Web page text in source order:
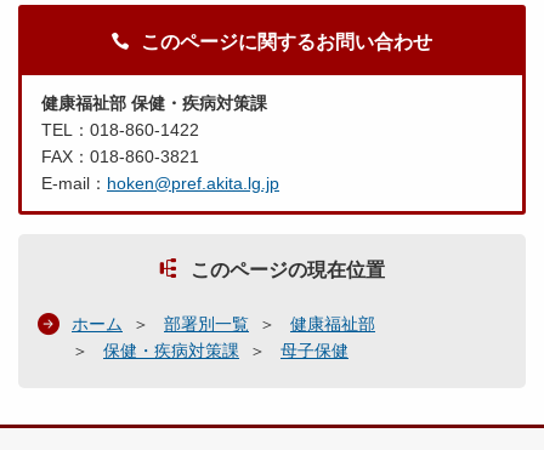
このページに関するお問い合わせ
健康福祉部 保健・疾病対策課
TEL：018-860-1422
FAX：018-860-3821
E-mail： hoken@pref.akita.lg.jp
このページの現在位置
ホーム 部署別一覧
健康福祉部
保健・疾病対策課
母子保健